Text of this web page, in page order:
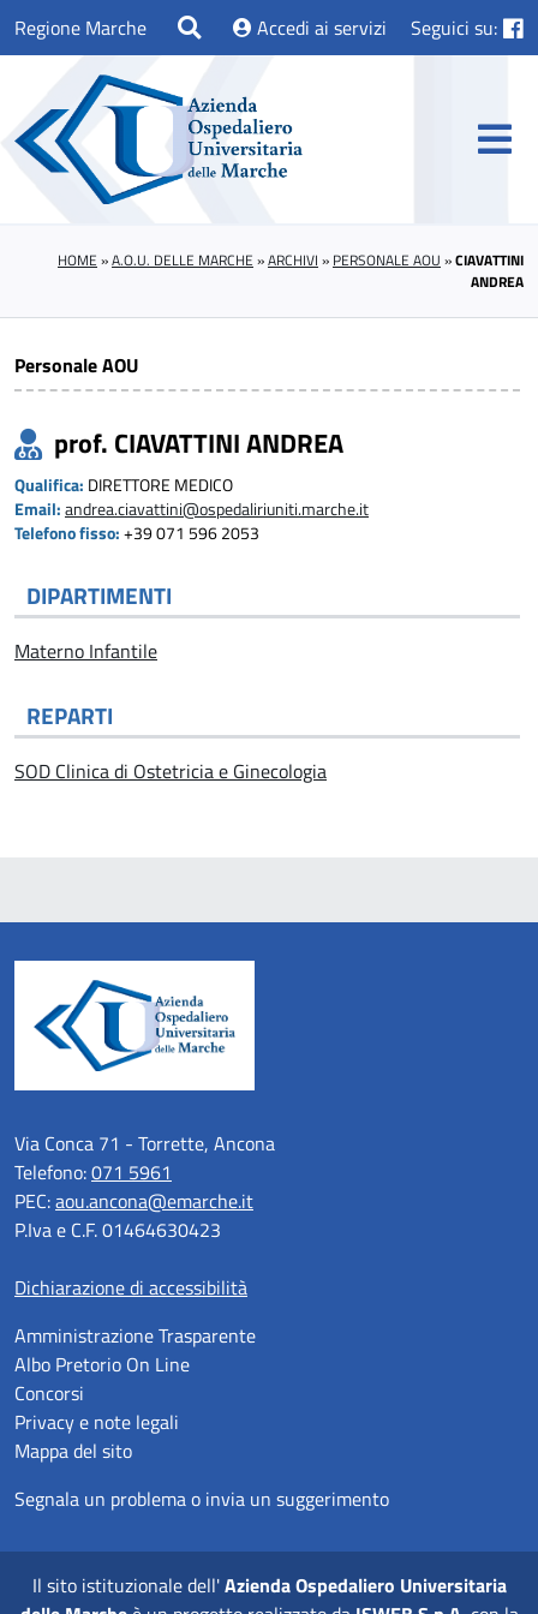
Regione Marche Accedi ai servizi Seguici su:
HOME »A.O.U. DELLE MARCHE »ARCHIVI » PERSONALE AOU »CIAVATTINI
ANDREA
Personale AOU
prof. CIAVATTINI ANDREA
Qualifica: DIRETTORE MEDICO
Email: andrea.ciavattini@ospedaliriuniti.marche.it
Telefono fisso: +39 071 596 2053
DIPARTIMENTI
Materno Infantile
REPARTI
SOD Clinica di Ostetricia e Ginecologia
Via Conca 71 - Torrette, Ancona
Telefono:071 5961
PEC:aou.ancona@emarche.it
P.Iva e C.F. 01464630423
Dichiarazione di accessibilità
Amministrazione Trasparente
Albo Pretorio On Line
Concorsi
Privacy e note legali
Mappa del sito
Segnala un problema o invia un suggerimento
Il sito istituzionale dell'Azienda Ospedaliero Universitaria